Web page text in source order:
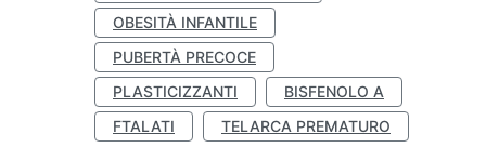
OBESITÀ INFANTILE
PUBERTÀ PRECOCE
PLASTICIZZANTI
BISFENOLO A
FTALATI
TELARCA PREMATURO